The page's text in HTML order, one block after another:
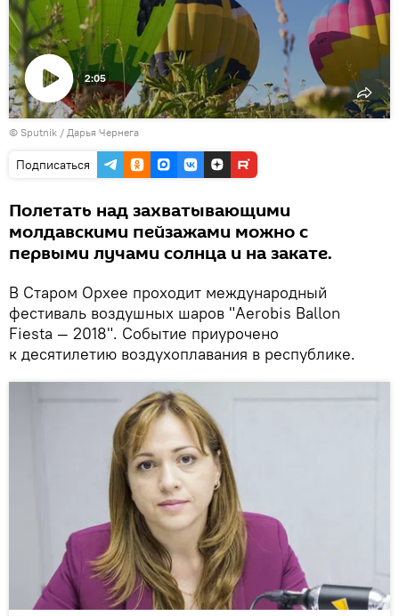
Воспроизвести
видео
2:05
© Sputnik / Дарья Чернега
Подписаться
Полетать над захватывающими
молдавскими пейзажами можно с
первыми лучами солнца и на закате.
В Старом Орхее проходит международный
фестиваль воздушных шаров "Aerobis Ballon
Fiesta — 2018". Событие приурочено
к десятилетию воздухоплавания в республике.